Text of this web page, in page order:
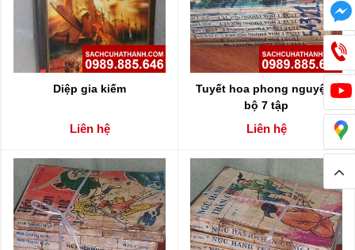
Diệp gia kiếm
Liên hệ
Tuyết hoa phong nguyệt -
bộ 7 tập
Liên hệ